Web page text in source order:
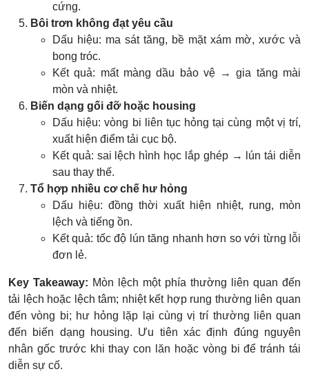
cứng.
Bôi trơn không đạt yêu cầu
Dấu hiệu: ma sát tăng, bề mặt xám mờ, xước và
bong tróc.
Kết quả: mất màng dầu bảo vệ → gia tăng mài
mòn và nhiệt.
Biến dạng gối đỡ hoặc housing
Dấu hiệu: vòng bi liên tục hỏng tại cùng một vị trí,
xuất hiện điểm tải cục bộ.
Kết quả: sai lệch hình học lắp ghép → lún tái diễn
sau thay thế.
Tổ hợp nhiều cơ chế hư hỏng
Dấu hiệu: đồng thời xuất hiện nhiệt, rung, mòn
lệch và tiếng ồn.
Kết quả: tốc độ lún tăng nhanh hơn so với từng lỗi
đơn lẻ.
Key Takeaway: Mòn lệch một phía thường liên quan đến
tải lệch hoặc lệch tâm; nhiệt kết hợp rung thường liên quan
đến vòng bi; hư hỏng lặp lại cùng vị trí thường liên quan
đến biến dạng housing. Ưu tiên xác định đúng nguyên
nhân gốc trước khi thay con lăn hoặc vòng bi để tránh tái
diễn sự cố.